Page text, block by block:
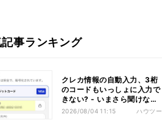
記事ランキング
クレカ情報の自動入力、3桁
のコードもいっしょに入力で
きない? - いまさら聞けない
iPhoneのなぜ
2026/08/04 11:15 ハウツー